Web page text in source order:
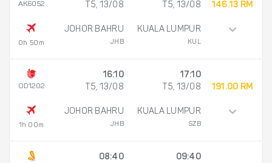
AK6052
0h 50m
T5, 13/08
JOHOR BAHRU
JHB
T5, 13/08
KUALA LUMPUR
KUL
146.13 RM
OD1202
1h 00m
16:10
T5, 13/08
JOHOR BAHRU
JHB
17:10
T5, 13/08
KUALA LUMPUR
SZB
191.00 RM
08:40
09:40